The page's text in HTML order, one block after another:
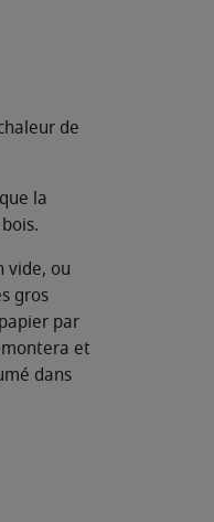
de
la
vide, ou
gros
par
et
dans